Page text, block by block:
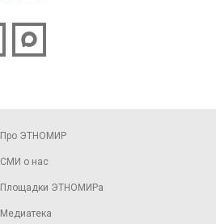
Про ЭТНОМИР
СМИ о нас
Площадки ЭТНОМИРа
Медиатека